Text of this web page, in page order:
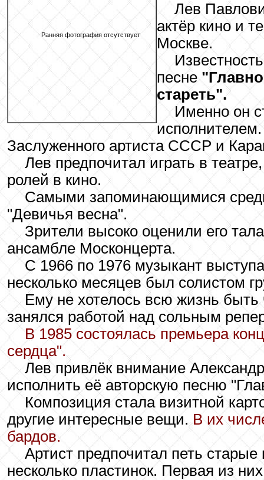
Ранняя фотография отсутствует
Лев
актёр кино и
Москве.
песне
стареть".
Именно он
Заслуженного артиста СССР и
Лев предпочитал играть в
ролей в кино.
Самыми запоминающимися
"Девичья весна".
Зрители высоко оценили его
ансамбле Москонцерта.
С 1966 по 1976 музыкант
несколько месяцев был солистом
Ему не хотелось всю жизнь быть
занялся работой над сольным
В 1985 состоялась премьера
сердца".
Лев привлёк внимание
исполнить её авторскую песню
Композиция стала визитной
другие интересные вещи. В их
бардов.
Артист предпочитал петь
несколько пластинок. Первая из